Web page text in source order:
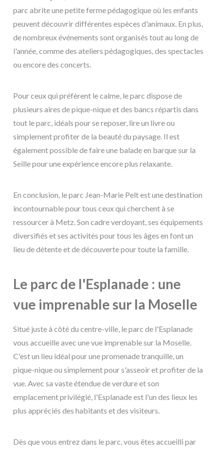
parc abrite une petite ferme pédagogique où les enfants
peuvent découvrir différentes espèces d'animaux. En plus,
de nombreux événements sont organisés tout au long de
l'année, comme des ateliers pédagogiques, des spectacles
ou encore des concerts.
Pour ceux qui préfèrent le calme, le parc dispose de
plusieurs aires de pique-nique et des bancs répartis dans
tout le parc, idéals pour se reposer, lire un livre ou
simplement profiter de la beauté du paysage. Il est
également possible de faire une balade en barque sur la
Seille pour une expérience encore plus relaxante.
En conclusion, le parc Jean-Marie Pelt est une destination
incontournable pour tous ceux qui cherchent à se
ressourcer à Metz. Son cadre verdoyant, ses équipements
diversifiés et ses activités pour tous les âges en font un
lieu de détente et de découverte pour toute la famille.
Le parc de l'Esplanade : une
vue imprenable sur la Moselle
Situé juste à côté du centre-ville, le parc de l'Esplanade
vous accueille avec une vue imprenable sur la Moselle.
C'est un lieu idéal pour une promenade tranquille, un
pique-nique ou simplement pour s'asseoir et profiter de la
vue. Avec sa vaste étendue de verdure et son
emplacement privilégié, l'Esplanade est l'un des lieux les
plus appréciés des habitants et des visiteurs.
Dès que vous entrez dans le parc, vous êtes accueilli par